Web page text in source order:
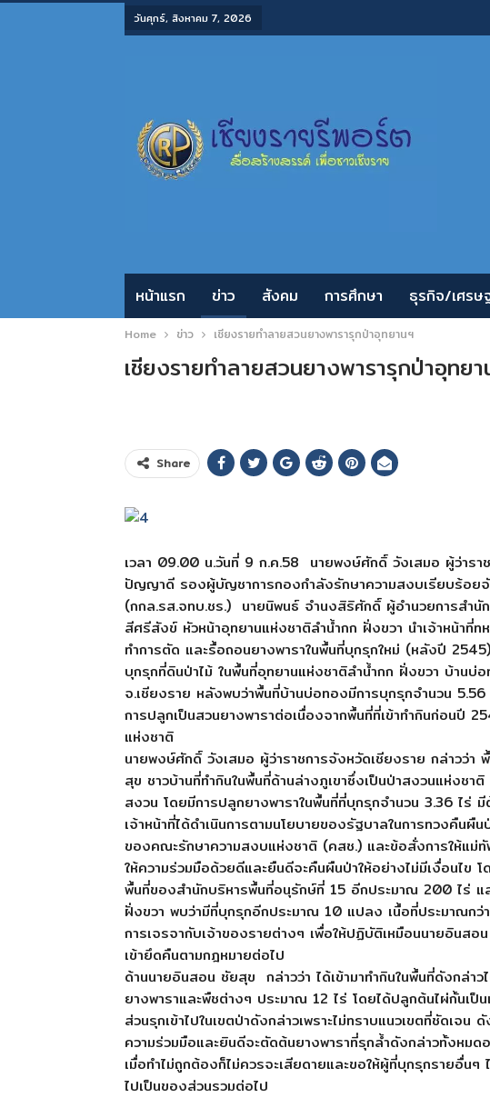
วันศุกร์, สิงหาคม 7, 2026
หน้าแรก ข่าว สังคม การศึกษา ธุรกิจ/เศรษ
Home ข่าว เชียงรายทำลายสวนยางพารารุกป่าอุทยานฯ
เชียงรายทำลายสวนยางพารารุกป่าอุทย
Share
เวลา 09.00 น.วันที่ 9 ก.ค.58 นายพงษ์ศักดิ์ วังเสมอ ผู้ว่ารา
ปัญญาดี รองผู้บัญชาการกองกำลังรักษาความสงบเรียบร้อยจั
(กกล.รส.จทบ.ชร.) นายนิพนธ์ จำนงสิริศักดิ์ ผู้อำนวยการสำนั
สีศรีสังข์ หัวหน้าอุทยานแห่งชาติลำน้ำกก ฝั่งขวา นำเจ้าหน้าที่
ทำการตัด และรื้อถอนยางพาราในพื้นที่บุกรุกใหม่ (หลังปี
บุกรุกที่ดินป่าไม้ ในพื้นที่อุทยานแห่งชาติลำน้ำกก ฝั่งขวา บ้านบ่
จ.เชียงราย หลังพบว่าพื้นที่บ้านบ่อทองมีการบุกรุกจำนวน
การปลูกเป็นสวนยางพาราต่อเนื่องจากพื้นที่ที่เข้าทำกินก่อนปี
แห่งชาติ
นายพงษ์ศักดิ์ วังเสมอ ผู้ว่าราชการจังหวัดเชียงราย กล่าวว่า
สุข ชาวบ้านที่ทำกินในพื้นที่ด้านล่างภูเขาซึ่งเป็นป่าสงวนแห่งชาติ
สงวน โดยมีการปลูกยางพาราในพื้นที่ที่บุกรุกจำนวน 3.36 ไร่
เจ้าหน้าที่ได้ดำเนินการตามนโยบายของรัฐบาลในการทวงคืนผื
ของคณะรักษาความสงบแห่งชาติ (คสช.) และข้อสั่งการให้แ
ให้ความร่วมมือด้วยดีและยืนดีจะคืนผืนป่าให้อย่างไม่มีเงื่อนไข
พื้นที่ของสำนักบริหารพื้นที่อนุรักษ์ที่ 15 อีกประมาณ 200 ไร่ แล
ฝั่งขวา พบว่ามีที่บุกรุกอีกประมาณ 10 แปลง เนื้อที่ประมาณกว่
การเจรจากับเจ้าของรายต่างๆ เพื่อให้ปฏิบัติเหมือนนายอินสอ
เข้ายึดคืนตามกฎหมายต่อไป
ด้านนายอินสอน ชัยสุข กล่าวว่า ได้เข้ามาทำกินในพื้นที่ดังกล่า
ยางพาราและพืชต่างๆ ประมาณ 12 ไร่ โดยได้ปลูกต้นไผ่กั้นเป็
ส่วนรุกเข้าไปในเขตป่าดังกล่าวเพราะไม่ทราบแนวเขตที่ชัดเจน
ความร่วมมือและยินดีจะตัดต้นยางพาราที่รุกล้ำดังกล่าวทั้งหมด
เมื่อทำไม่ถูกต้องก็ไม่ควรจะเสียดายและขอให้ผู้ที่บุกรุกรายอื่นๆ
ไปเป็นของส่วนรวมต่อไป